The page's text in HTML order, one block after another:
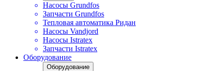
Насосы Grundfos
Запчасти Grundfos
Тепловая автоматика Ридан
Насосы Vandjord
Насосы Istratex
Запчасти Istratex
Оборудование
Оборудование